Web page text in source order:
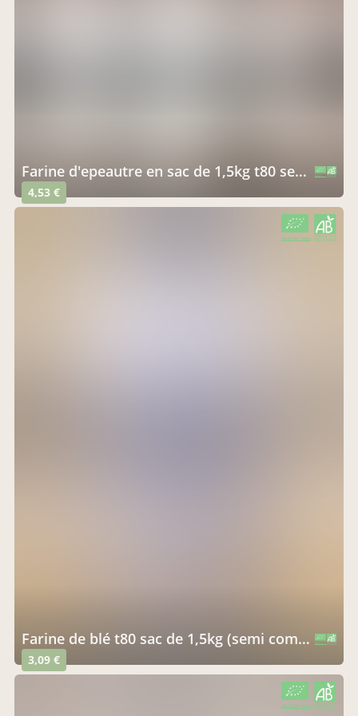
farine d'epeautre en sac de 1,5kg t80 semi complète
4,53 €
farine de blé t80 sac de 1,5kg (semi complète)
3,09 €
CERTIFIÉ PAR FR-BIO-10
AGRICULTURE FRANCE